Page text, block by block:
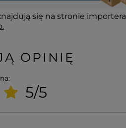
się na stronie importera
OPINIĘ
5/5